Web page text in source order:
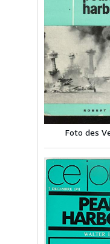
Foto des